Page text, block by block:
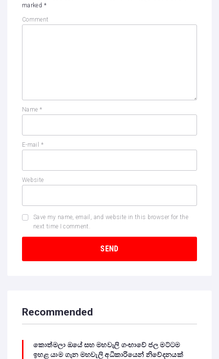
marked *
Comment
Name *
E-mail *
Website
Save my name, email, and website in this browser for the
next time I comment.
Recommended
කොත්මලා ඔයේ සහ මහවැලි ගංඟාවේ ජල මට්ටම
ඉහළ යාම ගැන මහවැලි අධිකාරියෙන් නිවේදනයක්